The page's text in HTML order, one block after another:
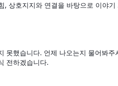
, 상호지지와 연결을 바탕으로 이야기
못했습니다. 언제 나오는지 물어봐주
전하겠습니다.